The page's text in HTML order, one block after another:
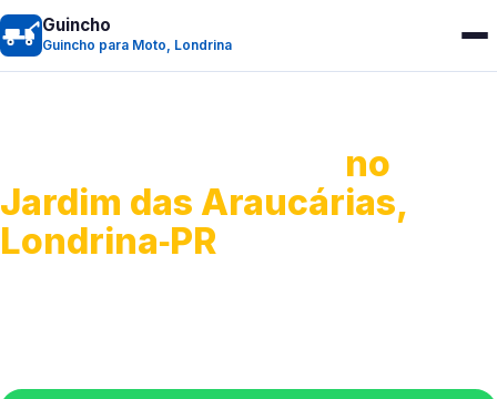
Guincho
Guincho para Moto, Londrina
no
Jardim das Araucárias,
Londrina‑PR